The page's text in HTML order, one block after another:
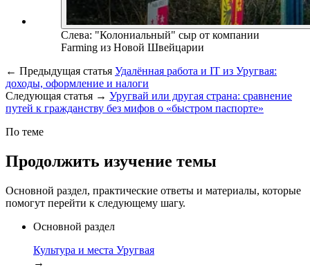
Слева: "Колониальный" сыр от компании
Farming из Новой Швейцарии
← Предыдущая статья Удалённая работа и IT из Уругвая:
доходы, оформление и налоги
Следующая статья → Уругвай или другая страна: сравнение
путей к гражданству без мифов о «быстром паспорте»
По теме
Продолжить изучение темы
Основной раздел, практические ответы и материалы, которые
помогут перейти к следующему шагу.
Основной раздел
Культура и места Уругвая
→